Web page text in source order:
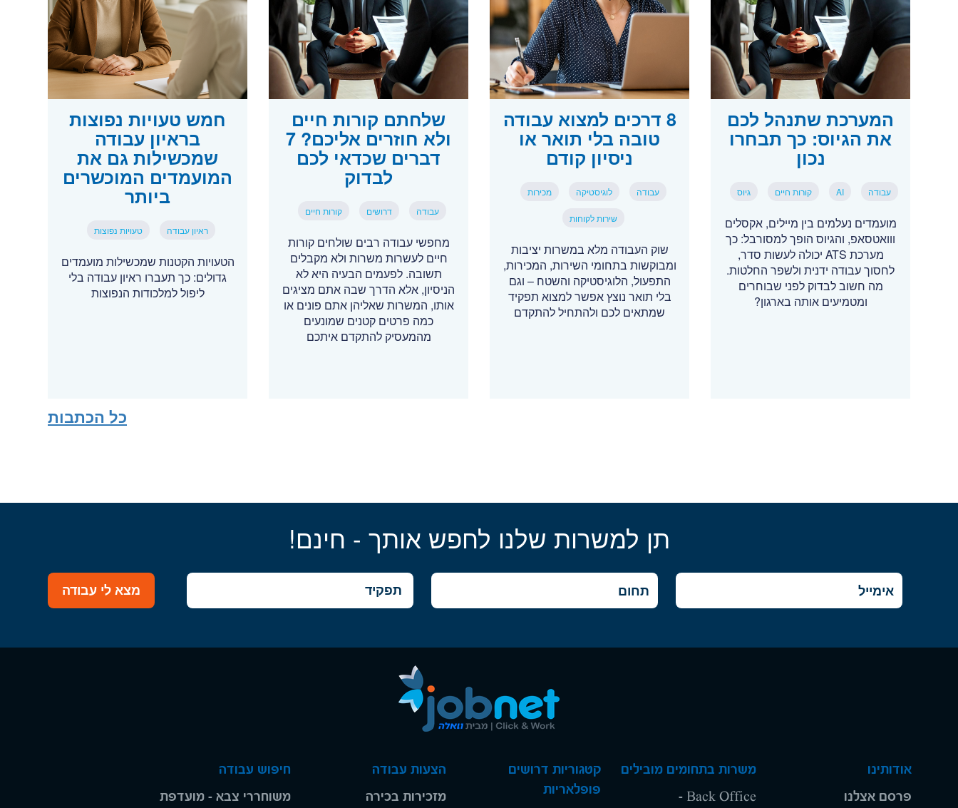
המערכת שתנהל לכם
את הגיוס: כך תבחרו
נכון
עבודה AI קורות חיים גיוס
מועמדים נעלמים בין מיילים, אקסלים
ווואטסאפ, והגיוס הופך למסורבל: כך
מערכת ATS יכולה לעשות סדר,
לחסוך עבודה ידנית ולשפר החלטות.
מה חשוב לבדוק לפני שבוחרים
ומטמיעים אותה בארגון?
8 דרכים למצוא עבודה
טובה בלי תואר או
ניסיון קודם
עבודה לוגיסטיקה מכירות
שירות לקוחות
שוק העבודה מלא במשרות יציבות
ומבוקשות בתחומי השירות, המכירות,
התפעול, הלוגיסטיקה והשטח – וגם
בלי תואר נוצץ אפשר למצוא תפקיד
שמתאים לכם ולהתחיל להתקדם
שלחתם קורות חיים
ולא חוזרים אליכם? 7
דברים שכדאי לכם
לבדוק
עבודה דרושים קורות חיים
מחפשי עבודה רבים שולחים קורות
חיים לעשרות משרות ולא מקבלים
תשובה. לפעמים הבעיה היא לא
הניסיון, אלא הדרך שבה אתם מציגים
אותו, המשרות שאליהן אתם פונים או
כמה פרטים קטנים שמונעים
מהמעסיק להתקדם איתכם
חמש טעויות נפוצות
בראיון עבודה
שמכשילות גם את
המועמדים המוכשרים
ביותר
ראיון עבודה טעויות נפוצות
הטעויות הקטנות שמכשילות מועמדים
גדולים: כך תעברו ראיון עבודה בלי
ליפול למלכודות הנפוצות
כל הכתבות
תן למשרות שלנו לחפש אותך - חינם!
מצא לי עבודה
אודותינו
פרסם אצלנו
משרות בתחומים מובילים
Back Office -
קטגוריות דרושים
פופלאריות
הצעות עבודה
מזכירות בכירה
חיפוש עבודה
משוחררי צבא - מועדפת